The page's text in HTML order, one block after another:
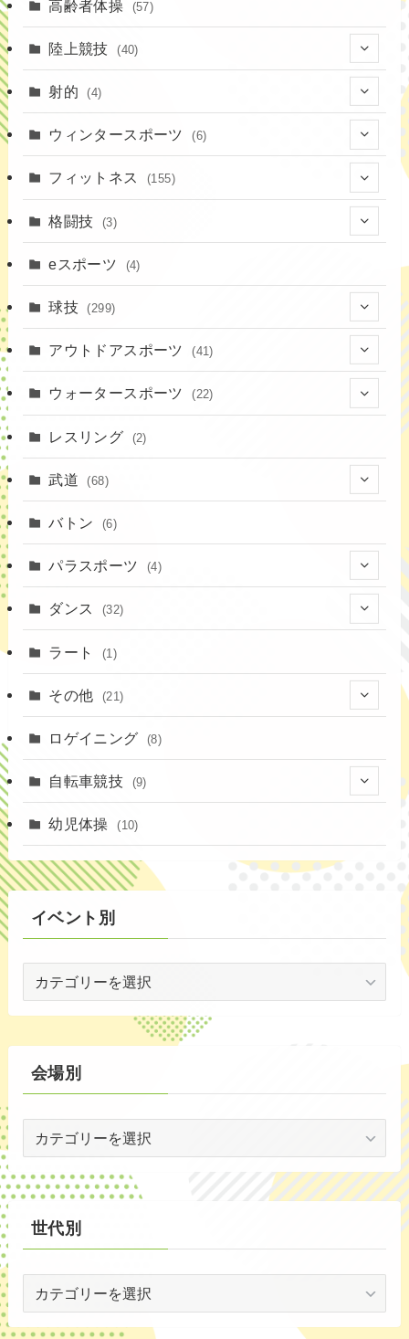
高齢者体操 (57)
陸上競技 (40)
(2)
射的 (4)
(4)
ウィンタースポーツ (6)
(6)
フィットネス (155)
(16)
(37)
(18)
(52)
格闘技 (3)
(3)
eスポーツ (4)
球技 (299)
(20)
(14)
(16)
(12)
(3)
(14)
(4)
(20)
(6)
(3)
(19)
(1)
(5)
アウトドアスポーツ (41)
(4)
(8)
ウォータースポーツ (22)
(7)
(15)
レスリング (2)
武道 (68)
(23)
(16)
(6)
バトン (6)
パラスポーツ (4)
ダンス (32)
(3)
(2)
ラート (1)
その他 (21)
(4)
ロゲイニング (8)
自転車競技 (9)
幼児体操 (10)
イベント別
ン
別
会場別
別
世代別
別